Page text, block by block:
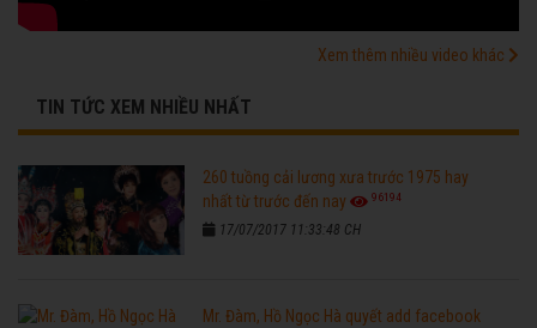
Xem thêm nhiều video khác
TIN TỨC XEM NHIỀU NHẤT
260 tuồng cải lương xưa trước 1975 hay
nhất từ trước đến nay
96194
17/07/2017 11:33:48 CH
Mr. Đàm, Hồ Ngọc Hà quyết add facebook